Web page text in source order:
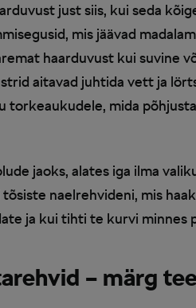
just siis, kui seda
mis jäävad
haarduvust kui suvine
aitavad juhtida vett ja
torkeaukudele, mida
jaoks, alates iga ilma
naelrehvideni, mis
ja kui tihti te kurvi minnes
– märg